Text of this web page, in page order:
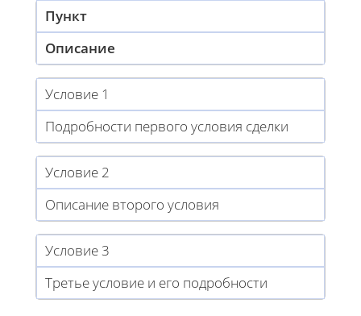
Пункт
Описание
Условие 1
Подробности первого условия сделки
Условие 2
Описание второго условия
Условие 3
Третье условие и его подробности